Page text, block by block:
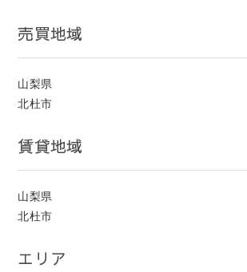
売買地域
山梨県
北杜市
賃貸地域
山梨県
北杜市
エリア